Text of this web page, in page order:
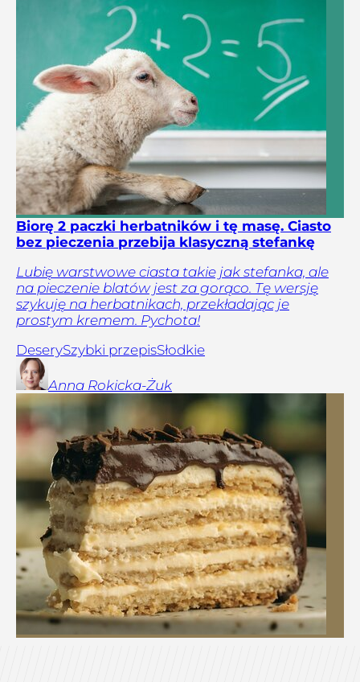
Biorę 2 paczki herbatników i tę masę. Ciasto
bez pieczenia przebija klasyczną stefankę
Lubię warstwowe ciasta takie jak stefanka, ale
na pieczenie blatów jest za gorąco. Tę wersję
szykuję na herbatnikach, przekładając je
prostym kremem. Pychota!
DeserySzybki przepisSłodkie
Anna Rokicka-Żuk